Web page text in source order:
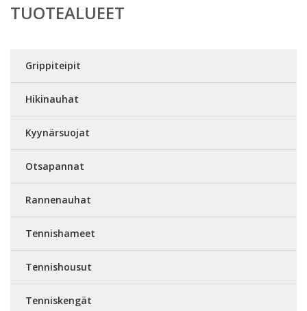
TUOTEALUEET
Grippiteipit
Hikinauhat
Kyynärsuojat
Otsapannat
Rannenauhat
Tennishameet
Tennishousut
Tenniskengät